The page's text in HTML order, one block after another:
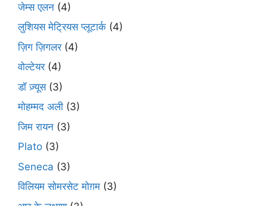
जेम्स एलन (4)
लुशियस मेट्रियस प्लूटार्क (4)
ज़िग ज़िगलर(4)
वोल्टेयर(4)
डॉ ज़्यूस(3)
मोहम्मद अली (3)
जिम रायन (3)
Plato (3)
Seneca (3)
विलियम सोमरसेट मोग़म (3)